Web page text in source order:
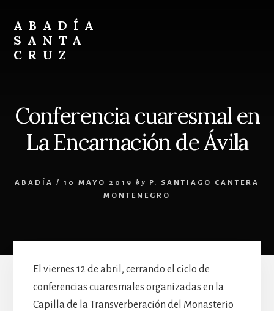
content
footer
ABADÍA
SANTA
CRUZ
Conferencia cuaresmal en
La Encarnación de Ávila
ABADÍA / 10 MAYO 2019 by
P. SANTIAGO CANTERA
MONTENEGRO
El viernes 12 de abril, cerrando el ciclo de
conferencias cuaresmales organizadas en la
Capilla de la Transverberación del Monasterio